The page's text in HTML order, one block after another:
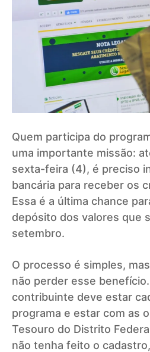
Quem participa do
uma importante missão:
sexta-feira (4), é preciso
bancária para receber os
Essa é a última chance
depósito dos valores que
setembro.
O processo é simples,
não perder esse
contribuinte deve estar
programa e estar com as
Tesouro do Distrito
não tenha feito o